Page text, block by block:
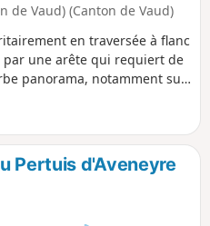
de Vaud) (Canton de Vaud)
en traversée à flanc
une arête qui requiert de
panorama, notamment sur
Pertuis d'Aveneyre